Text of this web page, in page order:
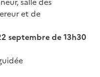
et de
septembre de 13h30